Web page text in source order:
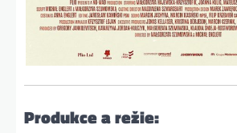
Produkce a režie: